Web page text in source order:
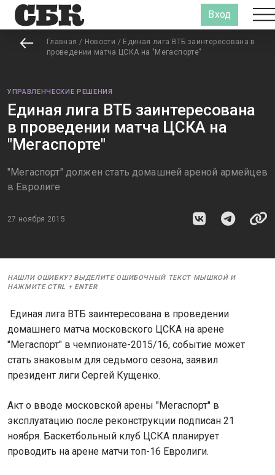
Вход
Главная / Новости / Единая лига ВТБ заинтересована в
проведении матча ЦСКА на "Мегаспорте"
УПРАВЛЕНЧЕСКИЕ РЕШЕНИЯ
Единая лига ВТБ заинтересована
в проведении матча ЦСКА на
"Мегаспорте"
"Мегаспорт" должен стать домашней ареной армейцев
в Евролиге
27 ноября 2015
НАШЛИ ОШИБКУ? ВЫДЕЛИТЕ ОШИБОЧНЫЙ ТЕКСТ МЫШКОЙ И
НАЖМИТЕ CTRL + ENTER
Единая лига ВТБ заинтересована в проведении
домашнего матча московского ЦСКА на арене
"Мегаспорт" в чемпионате-2015/16, событие может
стать знаковым для седьмого сезона, заявил
президент лиги Сергей Кущенко.
Акт о вводе московской арены "Мегаспорт" в
эксплуатацию после реконструкции подписан 21
ноября. Баскетбольный клуб ЦСКА планирует
проводить на арене матчи топ-16 Евролиги.